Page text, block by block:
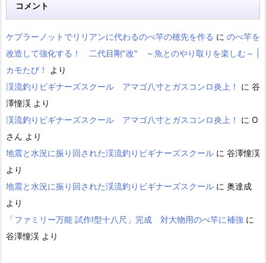
コメント
ケプラーノットでリリアンに代わるのべ竿の穂先を作る に のべ竿を
改造して強化する！ 二代目剛"改" ～魚とのやり取りを楽しむ～ |
カモたび！
より
渓流釣りビギナーズスクール アマゴ八寸とガスコンロ炎上！
に 谷
澤憧渓 より
渓流釣りビギナーズスクール アマゴ八寸とガスコンロ炎上！
に O
さん より
地震と水況に振り回された渓流釣りビギナーズスクール に 谷澤憧渓
より
地震と水況に振り回された渓流釣りビギナーズスクール に 奥達成
より
「ファミリー万能 試作Ⅰ型十八尺」完成 対大物用のべ竿に補強 に
谷澤憧渓 より